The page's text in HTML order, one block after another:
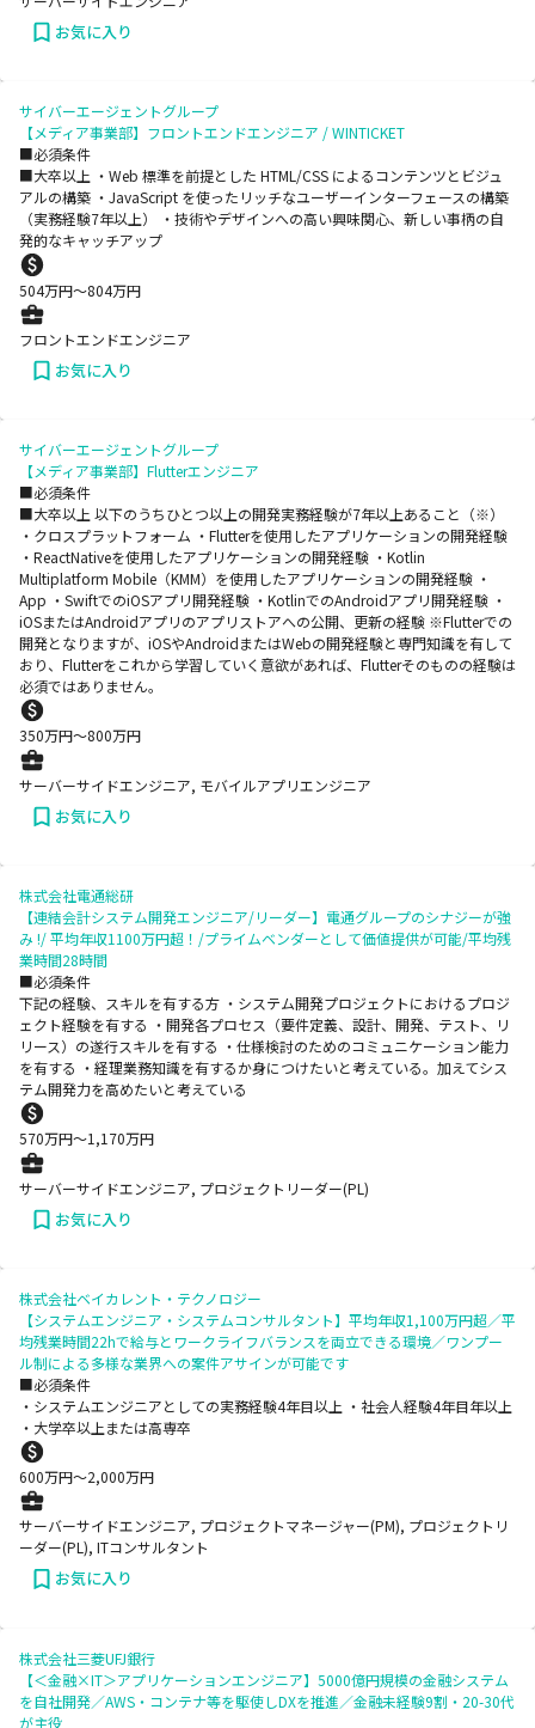
お気に入り
サイバーエージェントグループ
【メディア事業部】フロントエンドエンジニア / WINTICKET
■必須条件
■大卒以上 ・Web 標準を前提とした HTML/CSS によるコンテンツとビジュ
アルの構築 ・JavaScript を使ったリッチなユーザーインターフェースの構築
（実務経験7年以上） ・技術やデザインへの高い興味関心、新しい事柄の自
発的なキャッチアップ
504万円〜804万円
フロントエンドエンジニア
お気に入り
サイバーエージェントグループ
【メディア事業部】Flutterエンジニア
■必須条件
■大卒以上 以下のうちひとつ以上の開発実務経験が7年以上あること（※）
・クロスプラットフォーム ・Flutterを使用したアプリケーションの開発経験
・ReactNativeを使用したアプリケーションの開発経験 ・Kotlin
Multiplatform Mobile（KMM）を使用したアプリケーションの開発経験 ・
App ・SwiftでのiOSアプリ開発経験 ・KotlinでのAndroidアプリ開発経験 ・
iOSまたはAndroidアプリのアプリストアへの公開、更新の経験 ※Flutterでの
開発となりますが、iOSやAndroidまたはWebの開発経験と専門知識を有して
おり、Flutterをこれから学習していく意欲があれば、Flutterそのものの経験は
必須ではありません。
350万円〜800万円
サーバーサイドエンジニア, モバイルアプリエンジニア
お気に入り
株式会社電通総研
【連結会計システム開発エンジニア/リーダー】電通グループのシナジーが強
み !/ 平均年収1100万円超！/プライムベンダーとして価値提供が可能/平均残
業時間28時間
■必須条件
下記の経験、スキルを有する方 ・システム開発プロジェクトにおけるプロジ
ェクト経験を有する ・開発各プロセス（要件定義、設計、開発、テスト、リ
リース）の遂行スキルを有する ・仕様検討のためのコミュニケーション能力
を有する ・経理業務知識を有するか身につけたいと考えている。加えてシス
テム開発力を高めたいと考えている
570万円〜1,170万円
サーバーサイドエンジニア, プロジェクトリーダー(PL)
お気に入り
株式会社ベイカレント・テクノロジー
【システムエンジニア・システムコンサルタント】平均年収1,100万円超／平
均残業時間22hで給与とワークライフバランスを両立できる環境／ワンプー
ル制による多様な業界への案件アサインが可能です
■必須条件
・システムエンジニアとしての実務経験4年目以上 ・社会人経験4年目年以上
・大学卒以上または高専卒
600万円〜2,000万円
サーバーサイドエンジニア, プロジェクトマネージャー(PM), プロジェクトリ
ーダー(PL), ITコンサルタント
お気に入り
株式会社三菱UFJ銀行
【＜金融×IT＞アプリケーションエンジニア】5000億円規模の金融システム
を自社開発／AWS・コンテナ等を駆使しDXを推進／金融未経験9割・20-30代
が主役